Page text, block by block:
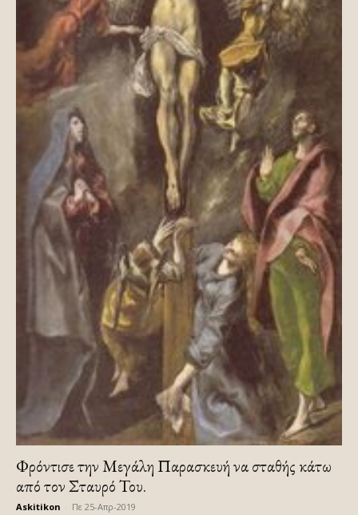
Φρόντισε την Μεγάλη Παρασκευή να σταθής κάτω
από τον Σταυρό Του.
Askitikon Πε 25-Απρ-2019